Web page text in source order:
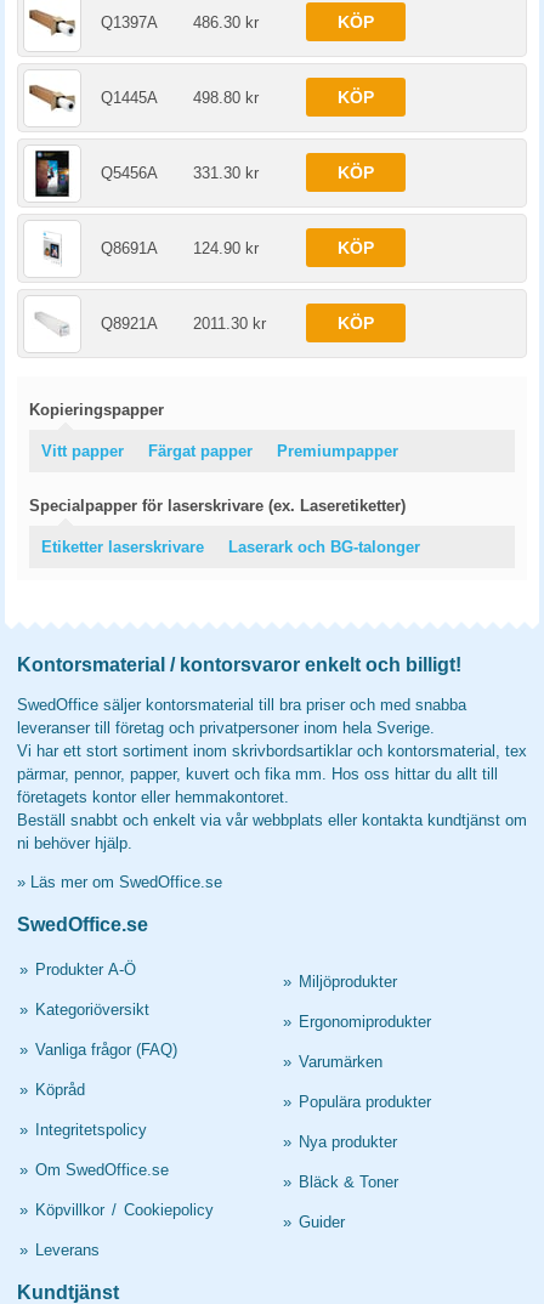
Q1397A 486.30 kr KÖP
Q1445A 498.80 kr KÖP
Q5456A 331.30 kr KÖP
Q8691A 124.90 kr KÖP
Q8921A 2011.30 kr KÖP
Kopieringspapper
Vitt papper Färgat papper Premiumpapper
Specialpapper för laserskrivare (ex. Laseretiketter)
Etiketter laserskrivare Laserark och BG-talonger
Kontorsmaterial / kontorsvaror enkelt och billigt!
SwedOffice säljer kontorsmaterial till bra priser och med snabba
leveranser till företag och privatpersoner inom hela Sverige.
Vi har ett stort sortiment inom skrivbordsartiklar och kontorsmaterial, tex
pärmar, pennor, papper, kuvert och fika mm. Hos oss hittar du allt till
företagets kontor eller hemmakontoret.
Beställ snabbt och enkelt via vår webbplats eller kontakta kundtjänst om
ni behöver hjälp.
» Läs mer om SwedOffice.se
SwedOffice.se
» Produkter A-Ö
» Kategoriöversikt
» Vanliga frågor (FAQ)
» Köpråd
» Integritetspolicy
» Om SwedOffice.se
» Köpvillkor / Cookiepolicy
» Leverans
» Miljöprodukter
» Ergonomiprodukter
» Varumärken
» Populära produkter
» Nya produkter
» Bläck & Toner
» Guider
Kundtjänst